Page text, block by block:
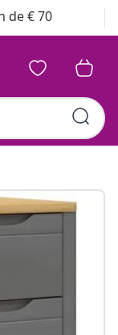
de € 70